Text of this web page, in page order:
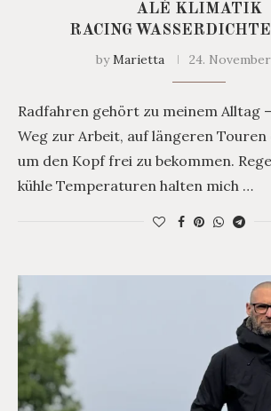
ALÉ KLIMATIK
RACING
byMarietta 24.
Radfahren gehört zu meinem Alltag
Weg zur Arbeit, auf längeren Touren
um den Kopf frei zu bekommen.
kühle Temperaturen halten mich …